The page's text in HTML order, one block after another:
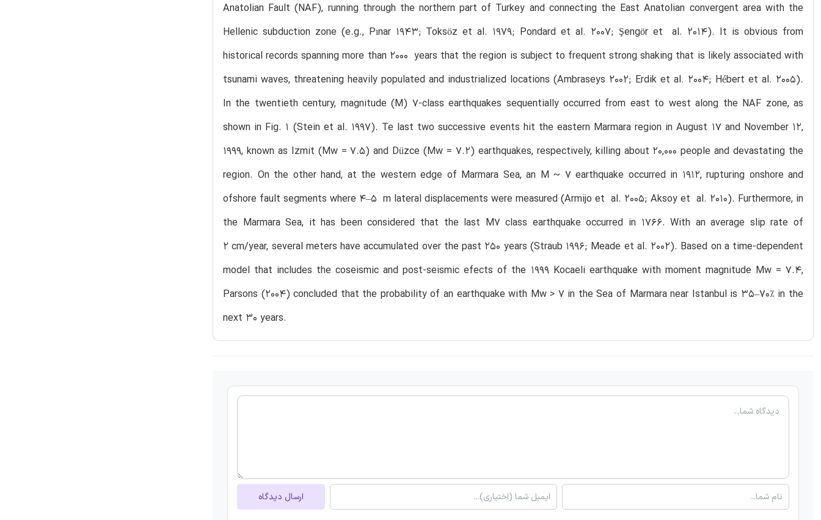
Anatolian Fault (NAF), running through the northern part of Turkey and connecting the East Anatolian convergent area with the
Hellenic subduction zone (e.g., Pınar 1943; Toksöz et al. 1979; Pondard et al. 2007; Şengör et al. 2014). It is obvious from
historical records spanning more than 2000 years that the region is subject to frequent strong shaking that is likely associated with
tsunami waves, threatening heavily populated and industrialized locations (Ambraseys 2002; Erdik et al. 2004; Hébert et al. 2005).
In the twentieth century, magnitude (M) 7-class earthquakes sequentially occurred from east to west along the NAF zone, as
shown in Fig. 1 (Stein et al. 1997). Te last two successive events hit the eastern Marmara region in August 17 and November 12,
1999, known as Izmit (Mw = 7.5) and Düzce (Mw = 7.2) earthquakes, respectively, killing about 20,000 people and devastating the
region. On the other hand, at the western edge of Marmara Sea, an M ~ 7 earthquake occurred in 1912, rupturing onshore and
ofshore fault segments where 4–5 m lateral displacements were measured (Armijo et al. 2005; Aksoy et al. 2010). Furthermore, in
the Marmara Sea, it has been considered that the last M7 class earthquake occurred in 1766. With an average slip rate of
2 cm/year, several meters have accumulated over the past 250 years (Straub 1996; Meade et al. 2002). Based on a time-dependent
model that includes the coseismic and post-seismic efects of the 1999 Kocaeli earthquake with moment magnitude Mw = 7.4,
Parsons (2004) concluded that the probability of an earthquake with Mw > 7 in the Sea of Marmara near Istanbul is 35–70% in the
next 30 years.
ارسال دیدگاه